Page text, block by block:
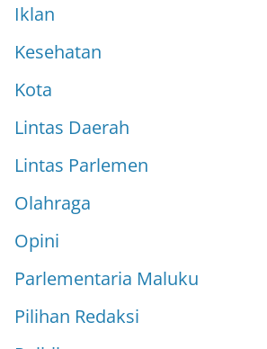
Iklan
Kesehatan
Kota
Lintas Daerah
Lintas Parlemen
Olahraga
Opini
Parlementaria Maluku
Pilihan Redaksi